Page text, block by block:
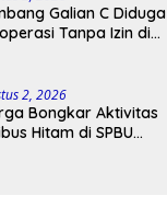
Galian C Diduga
Tanpa Izin di
2, 2026
Bongkar Aktivitas
Hitam di SPBU